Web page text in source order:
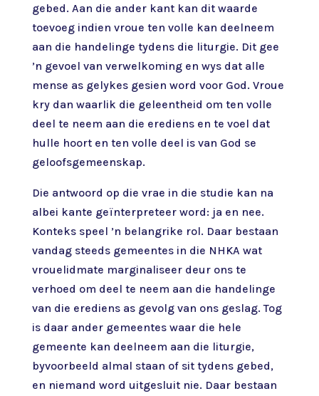
gebed. Aan die ander kant kan dit waarde
toevoeg indien vroue ten volle kan deelneem
aan die handelinge tydens die liturgie. Dit gee
’n gevoel van verwelkoming en wys dat alle
mense as gelykes gesien word voor God. Vroue
kry dan waarlik die geleentheid om ten volle
deel te neem aan die erediens en te voel dat
hulle hoort en ten volle deel is van God se
geloofsgemeenskap.
Die antwoord op die vrae in die studie kan na
albei kante geïnterpreteer word: ja en nee.
Konteks speel ’n belangrike rol. Daar bestaan
vandag steeds gemeentes in die NHKA wat
vrouelidmate marginaliseer deur ons te
verhoed om deel te neem aan die handelinge
van die erediens as gevolg van ons geslag. Tog
is daar ander gemeentes waar die hele
gemeente kan deelneem aan die liturgie,
byvoorbeeld almal staan of sit tydens gebed,
en niemand word uitgesluit nie. Daar bestaan